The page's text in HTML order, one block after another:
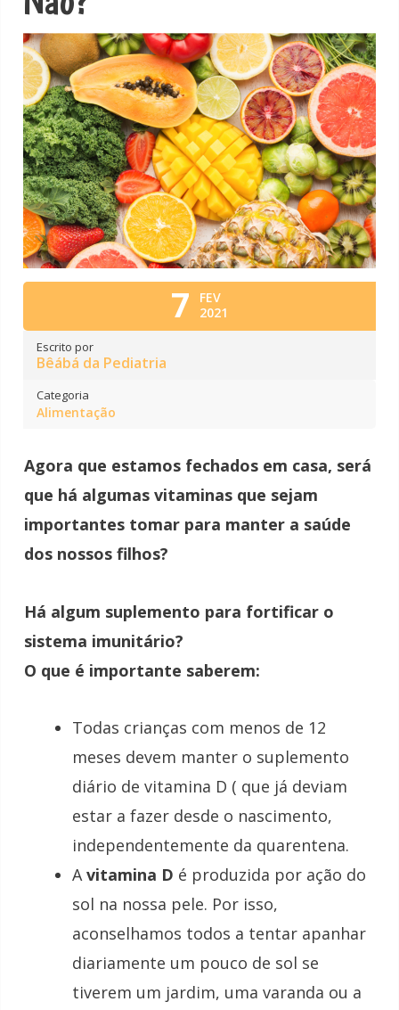
7
FEV
2021
Escrito por
Bêábá da Pediatria
Categoria
Alimentação
Agora que estamos fechados em casa, será
que há algumas vitaminas que sejam
importantes tomar para manter a saúde
dos nossos filhos?
Há algum suplemento para fortificar o
sistema imunitário?
O que é importante saberem:
Todas crianças com menos de 12
meses devem manter o suplemento
diário de vitamina D ( que já deviam
estar a fazer desde o nascimento,
independentemente da quarentena.
Avitamina D é produzida por ação do
sol na nossa pele. Por isso,
aconselhamos todos a tentar apanhar
diariamente um pouco de sol se
tiverem um jardim, uma varanda ou a